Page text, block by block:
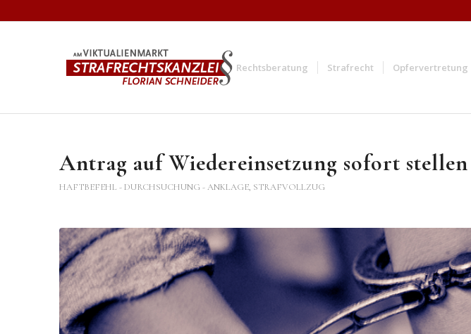
Rechtsberatung Strafrecht Opfervertretung
Antrag auf Wiedereinsetzung sofort stellen
HAFTBEFEHL - DURCHSUCHUNG - ANKLAGE, STRAFVOLLZUG